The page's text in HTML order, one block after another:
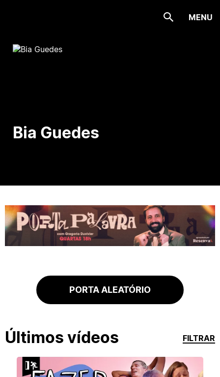
MENU
Bia Guedes
PORTA ALEATÓRIO
Últimos vídeos FILTRAR